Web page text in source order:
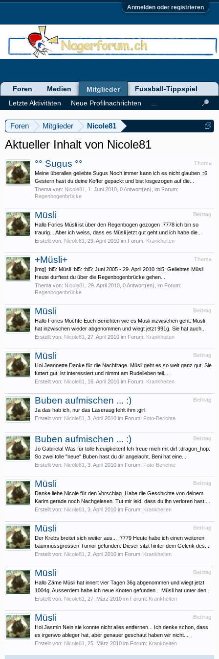
Anmelden oder registrieren
Foren Mitglieder Nicole81
Aktueller Inhalt von Nicole81
Thema
°° Sugus °°
Meine überalles geliebte Sugus Noch immer kann ich es nicht glauben ::6
Gestern hast du deine Koffer gepackt und bist losgezogen auf die...
Thema von: Nicole81 1. Juni 2010 , 0 Antwort(en), im Forum:
Regenbogenbrücke
Beitrag
Müsli
Hallo Fories Müsli ist über den Regenbogen gezogen :7778 ich bin so
traurig... Aber ich weiss, dass es Müsli jetzt gut geht und ich habe die...
Erstellt von: Nicole81 29. April 2010 im Forum: Krankheiten
Thema
+Müsli+
[img] :bl5: Müsli :bl5: :bl5: Juni 2005 - 29. April 2010 :bl5: Geliebtes Müsli
Heute durftest du über die Regenbogenbrücke gehen....
Thema von: Nicole81 29. April 2010 , 0 Antwort(en), im Forum:
Regenbogenbrücke
Beitrag
Müsli
Hallo Fories Möchte Euch Berichten wie es Müsli inzwischen geht: Müsli
hat inzwischen wieder abgenommen und wiegt jetzt 991g. Sie hat auch...
Erstellt von: Nicole81 27. April 2010 im Forum: Krankheiten
Beitrag
Müsli
Hoi Jeannette Danke für die Nachfrage. Müsli geht es so weit ganz gut. Sie
futtert gut, ist interessiert und nimmt am Rudelleben teil....
Erstellt von: Nicole81 16. April 2010 im Forum: Krankheiten
Beitrag
Buben aufmischen ... :)
Ja das hab ich, nur das Laseraug fehlt ihm :girl:
Erstellt von: Nicole81 3. April 2010 im Forum: Foto-Berichte
Beitrag
Buben aufmischen ... :)
Jö Gabriela! Was für tolle Neuigkeiten! Ich freue mich mit dir! :dragon_hop:
So zwei tolle "neue" Buben hast du dir angelacht. Beni hat eine...
Erstellt von: Nicole81 3. April 2010 im Forum: Foto-Berichte
Beitrag
Müsli
Danke liebe Nicole für den Vorschlag. Habe die Geschichte von deinem
Karim gerade noch Nachgelesen. Tut mir leid, dass du ihn verloren hast....
Erstellt von: Nicole81 3. April 2010 im Forum: Krankheiten
Beitrag
Müsli
Der Krebs breitet sich weiter aus... :7779 Heute habe ich einen weiteren
baumnussgrossen Tumor gefunden. Dieser sitzt hinter dem Gelenk des...
Erstellt von: Nicole81 2. April 2010 im Forum: Krankheiten
Beitrag
Müsli
Hallo Zäme Müsli hat innert vier Tagen 36g abgenommen und wiegt jetzt
1004g. Ausserdem habe ich neue Knoten gefunden... Müsli hat unter den...
Erstellt von: Nicole81 27. März 2010 im Forum: Krankheiten
Beitrag
Müsli
Hoi Jasmin Nein sie konnte nicht alles entfernen... Ich denke schon, dass
es irgenwo ableger hat, aber genauer geschaut haben wir nicht....
Erstellt von: Nicole81 25. März 2010 im Forum: Krankheiten
Foren Medien
Mitglieder
Letzte Aktivitäten
Neue Profilnachrichten
Fussball-Tippspiel